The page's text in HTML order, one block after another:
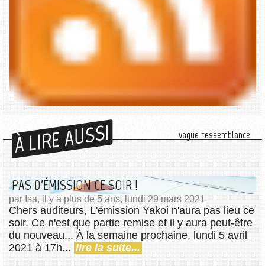
À LIRE AUSSI vague ressemblance
PAS D'ÉMISSION CE SOIR !
par Isa, il y a plus de 5 ans, lundi 29 mars 2021
Chers auditeurs, L'émission Yakoi n'aura pas lieu ce
soir. Ce n'est que partie remise et il y aura peut-être
du nouveau... À la semaine prochaine, lundi 5 avril
2021 à 17h... lire la suite...